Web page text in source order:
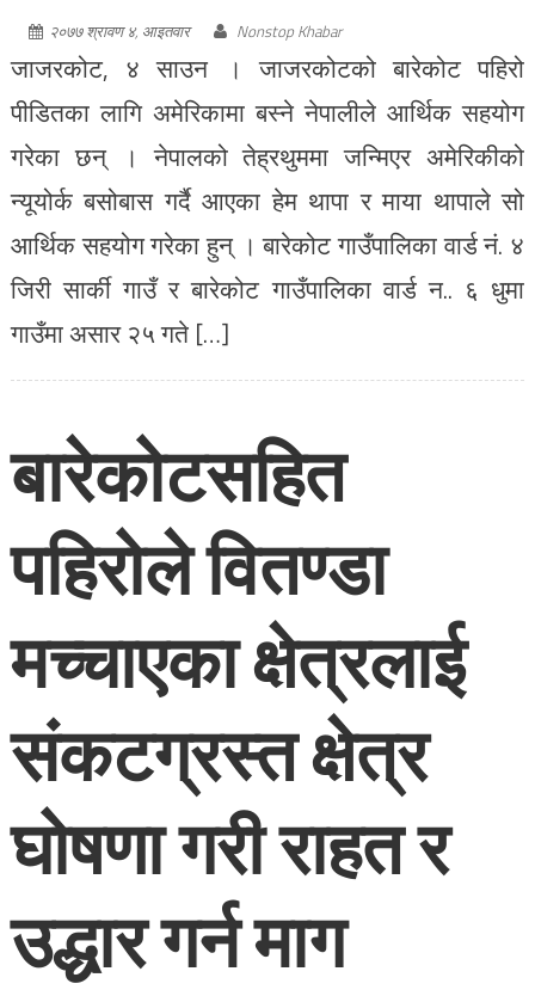
२०७७ श्रावण ४, आइतवार Nonstop Khabar
जाजरकोट, ४ साउन । जाजरकोटको बारेकोट पहिरो
पीडितका लागि अमेरिकामा बस्ने नेपालीले आर्थिक सहयोग
गरेका छन् । नेपालको तेह्रथुममा जन्मिएर अमेरिकीको
न्यूयोर्क बसोबास गर्दै आएका हेम थापा र माया थापाले सो
आर्थिक सहयोग गरेका हुन् । बारेकोट गाउँपालिका वार्ड नं. ४
जिरी सार्की गाउँ र बारेकोट गाउँपालिका वार्ड न.. ६ धुमा
गाउँमा असार २५ गते […]
बारेकोटसहित
पहिरोले वितण्डा
मच्चाएका क्षेत्रलाई
संकटग्रस्त क्षेत्र
घोषणा गरी राहत र
उद्धार गर्न माग